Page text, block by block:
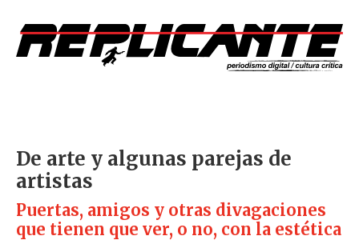
De arte y algunas parejas de
artistas
Puertas, amigos y otras divagaciones
que tienen que ver, o no, con la estética